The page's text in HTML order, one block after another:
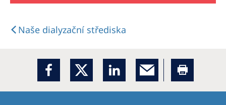
Naše dialyzační střediska